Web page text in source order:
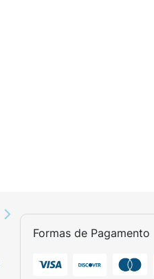
Formas de Pagamento